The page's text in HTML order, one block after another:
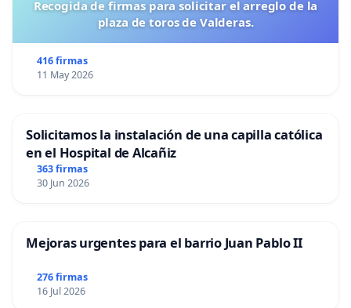
Recogida de firmas para solicitar el arreglo de la
plaza de toros de Valderas.
416 firmas
11 May 2026
Solicitamos la instalación de una capilla católica
en el Hospital de Alcañiz
363 firmas
30 Jun 2026
Mejoras urgentes para el barrio Juan Pablo II
276 firmas
16 Jul 2026